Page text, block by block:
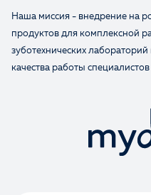
Наша миссия - внедрение на
продуктов для комплексной
зуботехнических
качества работы